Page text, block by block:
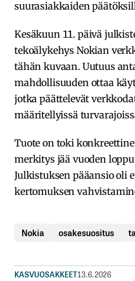
suurasiakkaiden
Kesäkuun 11. päivä
tekoälykehys Nokian
tähän kuvaan. Uutuus
mahdollisuuden ottaa
jotka päättelevät
määritellyissä
Tuote on toki
merkitys jää vuoden
Julkistuksen pääansio oli
kertomuksen
Nokia osakesuositus
KASVUOSAKKEET13.6.2026